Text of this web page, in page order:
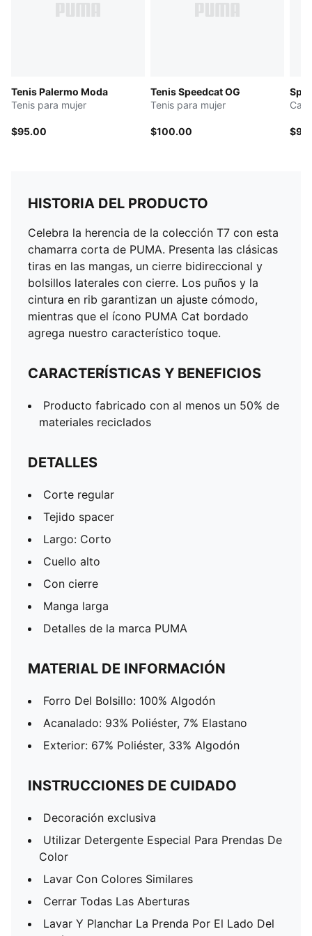
Tenis Palermo Moda
Tenis para mujer
$95.00
Tenis Speedcat OG
Tenis para mujer
$100.00
HISTORIA DEL PRODUCTO
Celebra la herencia de la colección T7 con esta
chamarra corta de PUMA. Presenta las clásicas
tiras en las mangas, un cierre bidireccional y
bolsillos laterales con cierre. Los puños y la
cintura en rib garantizan un ajuste cómodo,
mientras que el ícono PUMA Cat bordado
agrega nuestro característico toque.
CARACTERÍSTICAS Y BENEFICIOS
Producto fabricado con al menos un 50% de
materiales reciclados
DETALLES
Corte regular
Tejido spacer
Largo: Corto
Cuello alto
Con cierre
Manga larga
Detalles de la marca PUMA
MATERIAL DE INFORMACIÓN
Forro Del Bolsillo: 100% Algodón
Acanalado: 93% Poliéster, 7% Elastano
Exterior: 67% Poliéster, 33% Algodón
INSTRUCCIONES DE CUIDADO
Decoración exclusiva
Utilizar Detergente Especial Para Prendas De
Color
Lavar Con Colores Similares
Cerrar Todas Las Aberturas
Lavar Y Planchar La Prenda Por El Lado Del